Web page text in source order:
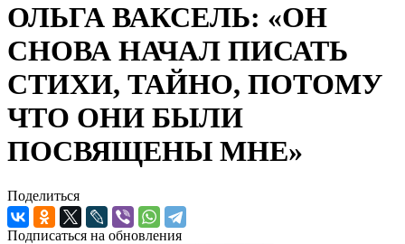
ОЛЬГА ВАКСЕЛЬ: «ОН
СНОВА НАЧАЛ ПИСАТЬ
СТИХИ, ТАЙНО, ПОТОМУ
ЧТО ОНИ БЫЛИ
ПОСВЯЩЕНЫ МНЕ»
Поделиться
Подписаться на обновления